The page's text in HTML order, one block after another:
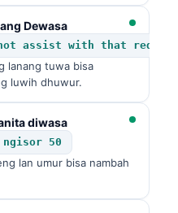
Dewasa
assist with that
lanang tuwa bisa
luwih dhuwur.
diwasa
ngisor 50
lan umur bisa nambah